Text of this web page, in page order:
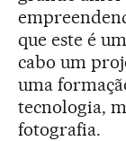
que este é
cabo um
uma
tecnologia,
fotografia.